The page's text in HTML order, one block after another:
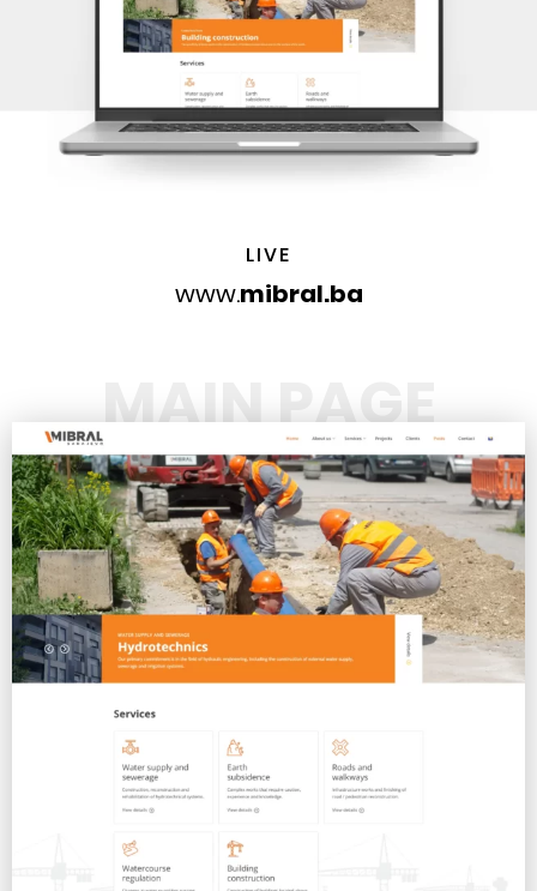
LIVE
www.mibral.ba
MAIN PAGE